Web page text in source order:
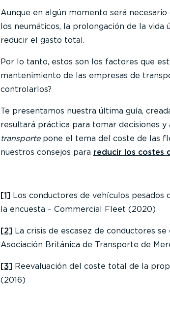
Aunque en algún momento será
los neumáticos, la prolongación de la vida
reducir el gasto total.
Por lo tanto, estos son los factores que
mantenimiento de las empresas de
controlarlos?
Te presentamos nuestra última guía,
resultará práctica para tomar decisiones y
transporte pone el tema del coste de las
nuestros consejos para reducir los costes
[1] Los conductores de vehículos
la encuesta – Commercial Fleet (2020)
[2] La crisis de escasez de conductores
Asociación Británica de Transporte de
[3] Reevaluación del coste total de la
(2016)